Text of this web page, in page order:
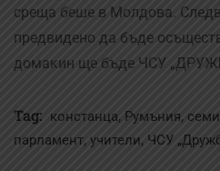
среща беше в Молдова.
предвидено да бъде
домакин ще бъде ЧСУ
Tag: констанца, Румъния,
парламент, учители, ЧСУ